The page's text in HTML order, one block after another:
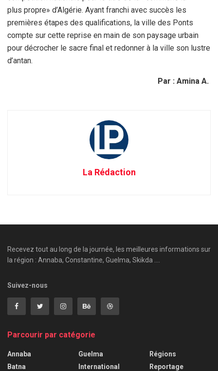
plus propre» d’Algérie. Ayant franchi avec succès les
premières étapes des qualifications, la ville des Ponts
compte sur cette reprise en main de son paysage urbain
pour décrocher le sacre final et redonner à la ville son lustre
d’antan.
Par : Amina A.
La Rédaction
Recevez tout au long de la journée, les meilleures informations sur
la région : Annaba, Constantine, Guelma, Skikda ....
Suivez-nous
Parcourir par catégorie
Annaba
Batna
Guelma
International
Régions
Reportage